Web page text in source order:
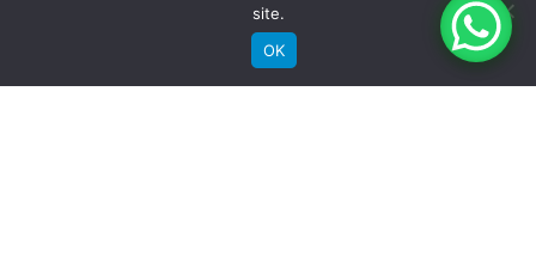
site.
OK